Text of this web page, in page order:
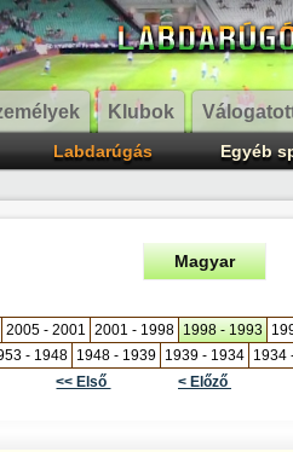
Klubok
Labdarúgás Egyéb
Magyar
2005 - 2001 2001 - 1998 1998 - 1993
- 1948 1948 - 1939 1939 - 1934 1934
<< Első
< Előző